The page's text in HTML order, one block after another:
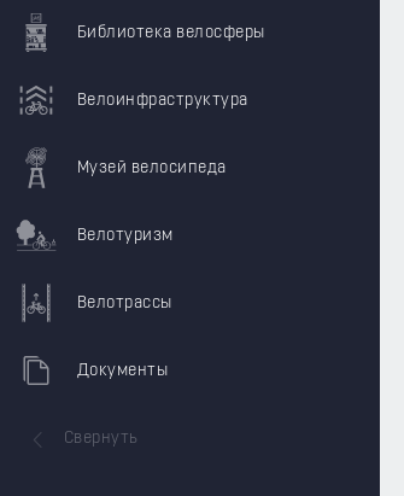
Библиотека велосферы
Велоинфраструктура
Музей велосипеда
Велотуризм
Велотрассы
Документы
Свернуть